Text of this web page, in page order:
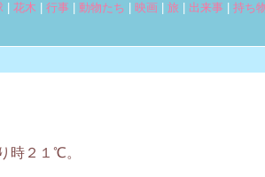
花木 行事 動物たち 映画 旅 出来事 持ち
時２１℃。